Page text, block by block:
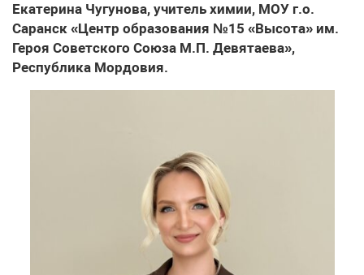
Екатерина Чугунова, учитель химии, МОУ г.о.
Саранск «Центр образования №15 «Высота» им.
Героя Советского Союза М.П. Девятаева»,
Республика Мордовия.